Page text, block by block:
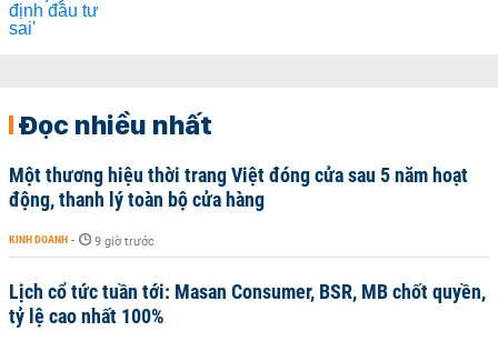
Đọc nhiều nhất
Một thương hiệu thời trang Việt đóng cửa sau 5 năm hoạt
động, thanh lý toàn bộ cửa hàng
KINH DOANH - 9 giờ trước
Lịch cổ tức tuần tới: Masan Consumer, BSR, MB chốt quyền,
tỷ lệ cao nhất 100%